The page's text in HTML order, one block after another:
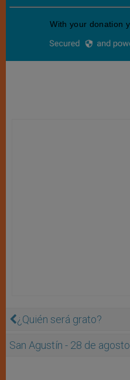
¿Quién será grato?
San Agustín - 28 de agosto